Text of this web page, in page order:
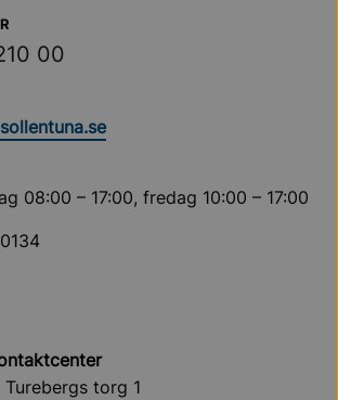
Kommun
00
08:00 – 17:00, fredag 10:00 – 17:00
torg 1